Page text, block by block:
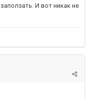
И вот никак не